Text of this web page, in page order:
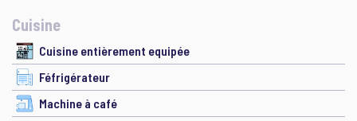
Cuisine
Cuisine entièrement equipée
Féfrigérateur
Machine à café